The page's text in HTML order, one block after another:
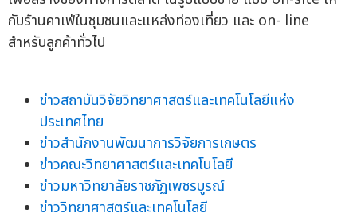
กับร้านคาเฟ่ในชุมชนและแหล่งท่องเที่ยว และ on- line
สำหรับลูกค้าทั่วไป
ข่าวสถาบันวิจัยวิทยาศาสตร์และเทคโนโลยีแห่ง
ประเทศไทย
ข่าวสำนักงานพัฒนาการวิจัยการเกษตร
ข่าวคณะวิทยาศาสตร์และเทคโนโลยี
ข่าวมหาวิทยาลัยราชภัฏเพชรบูรณ์
ข่าววิทยาศาสตร์และเทคโนโลยี